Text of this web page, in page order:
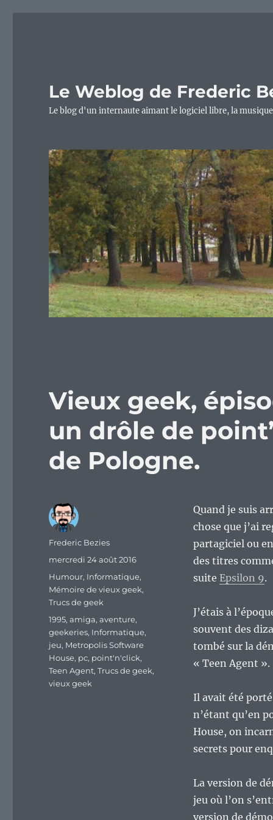
Le Weblog de Frederic
Le blog d'un internaute aimant le logiciel libre, la
Vieux geek,
un drôle de
de Pologne.
Quand je suis
chose que j’ai
partagiciel ou
des titres
suite Epsilon 9.
J’étais à
souvent des
tombé sur la
« Teen Agent ».
Il avait été
n’étant qu’en
House, on
secrets pour
La version de
jeu où l’on
version de
Auteur
Frederic Bezies
Publié
mercredi 24 août 2016
Catégories
Humour, Informatique,
Mémoire de vieux geek,
Trucs de geek
Étiquettes
1995,amiga,aventure,
geekeries, Informatique,
jeu, Metropolis Software
House, pc, point'n'click,
Teen Agent,Trucs de geek,
vieux geek